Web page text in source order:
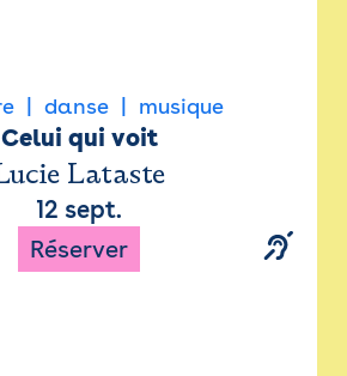
danse musique
Celui qui voit
Lataste
12 sept.
Réserver